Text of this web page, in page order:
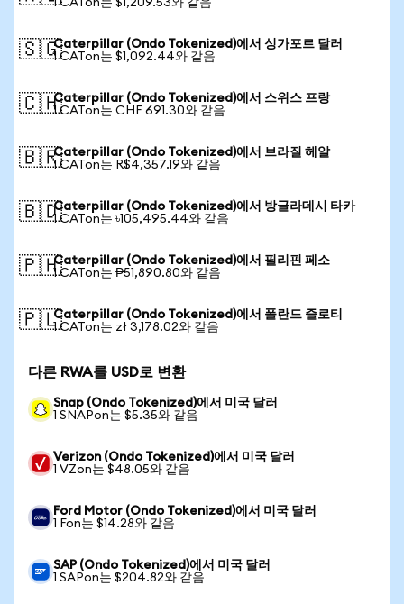
1 CATon는 $1,209.53와 같음
🇸🇬Caterpillar (Ondo Tokenized)에서 싱가포르 달러
1 CATon는 $1,092.44와 같음
🇨🇭Caterpillar (Ondo Tokenized)에서 스위스 프랑
1 CATon는 CHF 691.30와 같음
🇧🇷Caterpillar (Ondo Tokenized)에서 브라질 헤알
1 CATon는 R$4,357.19와 같음
🇧🇩Caterpillar (Ondo Tokenized)에서 방글라데시 타카
1 CATon는 ৳105,495.44와 같음
🇵🇭Caterpillar (Ondo Tokenized)에서 필리핀 페소
1 CATon는 ₱51,890.80와 같음
🇵🇱Caterpillar (Ondo Tokenized)에서 폴란드 즐로티
1 CATon는 zł 3,178.02와 같음
다른 RWA를 USD로 변환
Snap (Ondo Tokenized)에서 미국 달러
1 SNAPon는 $5.35와 같음
Verizon (Ondo Tokenized)에서 미국 달러
1 VZon는 $48.05와 같음
Ford Motor (Ondo Tokenized)에서 미국 달러
1 Fon는 $14.28와 같음
SAP (Ondo Tokenized)에서 미국 달러
1 SAPon는 $204.82와 같음